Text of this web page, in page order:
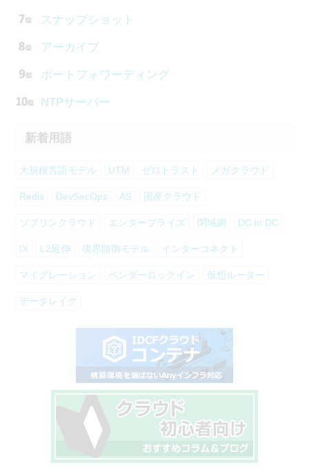
スナップショット
アーカイブ
ポートフォワーディング
NTPサーバー
新着用語
大規模言語モデル UTM ゼロトラスト メガクラウド
Redis DevSecOps AS 国産クラウド
ソブリンクラウド エンタープライズ 閉域網 DC in DC
IX L2延伸 境界防御モデル インターコネクト
マイグレーション ベンダーロックイン 仮想ルーター
データレイク